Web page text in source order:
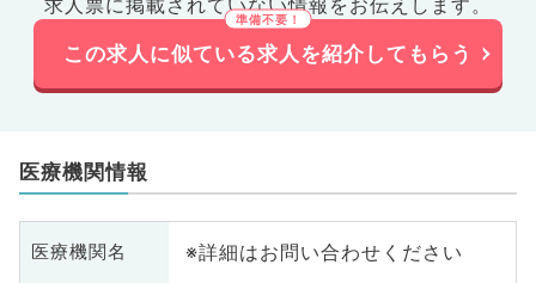
求人票に掲載されていない情報をお伝えします。
この求人に似ている求人を紹介してもらう
医療機関情報
医療機関名 ※詳細はお問い合わせください